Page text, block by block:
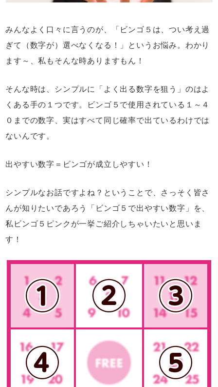
みんなよく口々に言うのが、「ビンゴ５は、つい考え過
ぎて（数字が）選べなくなる！」というお悩み。わかり
ます～、私もそんな時ありますもん！
そんな時は、シンプルに「よく出る数字を狙う」のはよ
くある手の１つです。ビンゴ５で使用されている１～４
０までの数字、実はすべて同じ確率で出ているわけでは
ないんです。
出やすい数字＝ビンゴが成立しやすい！
シンプルなお話ですよね？ということで、さっそく皆さ
んが知りたいであろう「ビンゴ５で出やすい数字」を、
私ビンゴ５ピンクが一挙ご紹介しちゃいたいと思いま
す！